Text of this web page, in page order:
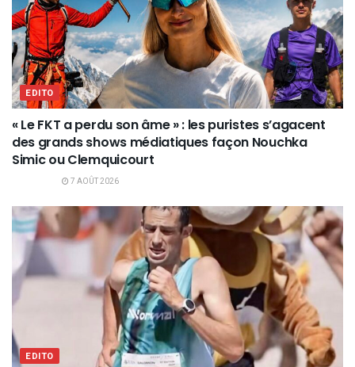
EDITO
« Le FKT a perdu son âme » : les puristes s’agacent
des grands shows médiatiques façon Nouchka
Simic ou Clemquicourt
7 AOÛT 2026
EDITO